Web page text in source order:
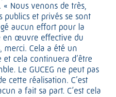
Nous venons de très,
et privés se sont
aucun effort pour la
en œuvre effective du
merci. Cela a été un
cela continuera d’être
Le GUCEG ne peut pas
cette réalisation. C’est
a fait sa part. C’est cela